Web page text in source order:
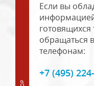
Если вы
готовящихся
обращаться
телефонам:
+7 (495)